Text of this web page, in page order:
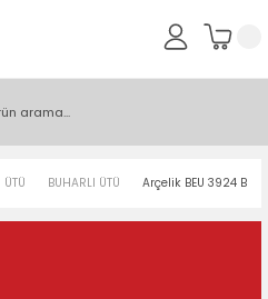
ÜTÜ BUHARLI ÜTÜ Arçelik BEU 3924